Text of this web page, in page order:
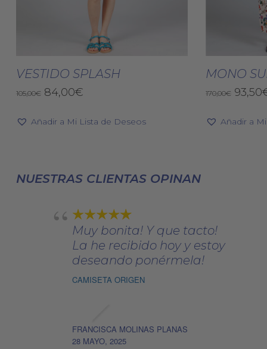
Seleccionar Opciones
producto
tiene
elegir
página
de
producto
VESTIDO SPLASH
105,00€ El
original
84,00€El
actual
Añadir a Mi Lista de Deseos
MONO
170,00€ El
93,50
Añadir a
NUESTRAS CLIENTAS OPINAN
Muy bonita! Y que tacto!
La he recibido hoy y estoy
deseando ponérmela!
CAMISETA ORIGEN
FRANCISCA MOLINAS PLANAS
28 MAYO, 2025